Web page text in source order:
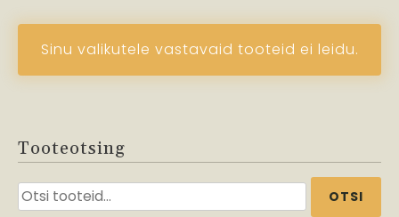
Sinu valikutele vastavaid tooteid ei leidu.
Tooteotsing
Otsi: OTSI